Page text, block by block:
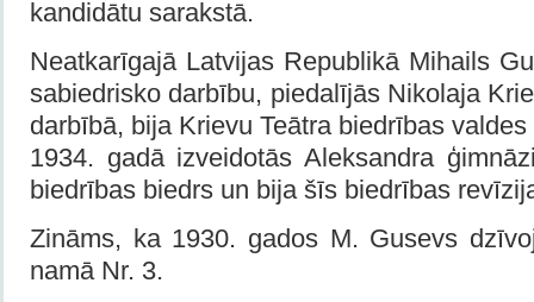
kandidātu sarakstā.
Neatkarīgajā Latvijas Republikā Mihails
sabiedrisko darbību, piedalījās Nikolaja
darbībā, bija Krievu Teātra biedrības
1934. gadā izveidotās Aleksandra
biedrības biedrs un bija šīs biedrības
Zināms, ka 1930. gados M. Gusevs
namā Nr. 3.